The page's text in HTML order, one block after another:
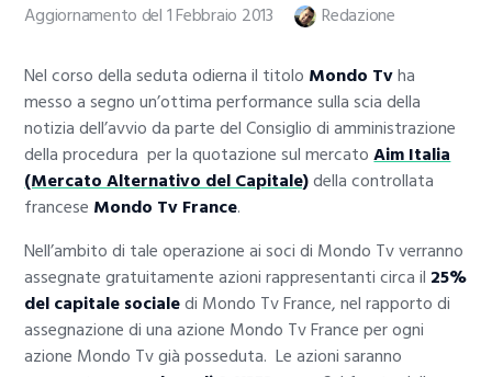
Aggiornamento del 1 Febbraio 2013 Redazione
Nel corso della seduta odierna il titolo Mondo Tvha
messo a segno un’ottima performance sulla scia della
notizia dell’avvio da parte del Consiglio di amministrazione
della procedura per la quotazione sul mercatoAim Italia
(Mercato Alternativo del Capitale)della controllata
francese Mondo Tv France.
Nell’ambito di tale operazione ai soci di Mondo Tv verranno
assegnate gratuitamente azioni rappresentanti circa il 25%
del capitale socialedi Mondo Tv France, nel rapporto di
assegnazione di una azione Mondo Tv France per ogni
azione Mondo Tv già posseduta. Le azioni saranno